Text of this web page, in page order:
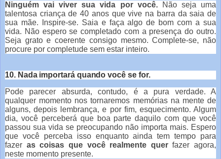
Ninguém vai viver sua vida por você.Não seja uma
talentosa criança de 40 anos que vive na barra da saia de
sua mãe. Inspire-se. Saia e faça algo de bom com a sua
vida. Não espero se completado com a presença do outro.
Seja grato e coerente consigo mesmo. Complete-se, não
procure por completude sem estar inteiro.
10. Nada importará quando você se for.
Pode parecer absurda, contudo, é a pura verdade. A
qualquer momento nos tornaremos memórias na mente de
alguns, depois lembrança, e por fim, esquecimento. Algum
dia, você perceberá que boa parte daquilo com que você
passou sua vida se preocupando não importa mais. Espero
que você perceba isso enquanto ainda tem tempo para
fazer as coisas que você realmente querfazer agora,
neste momento presente.